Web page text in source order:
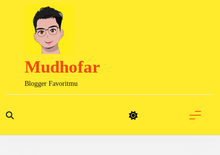
Mudhofar
Blogger Favoritmu